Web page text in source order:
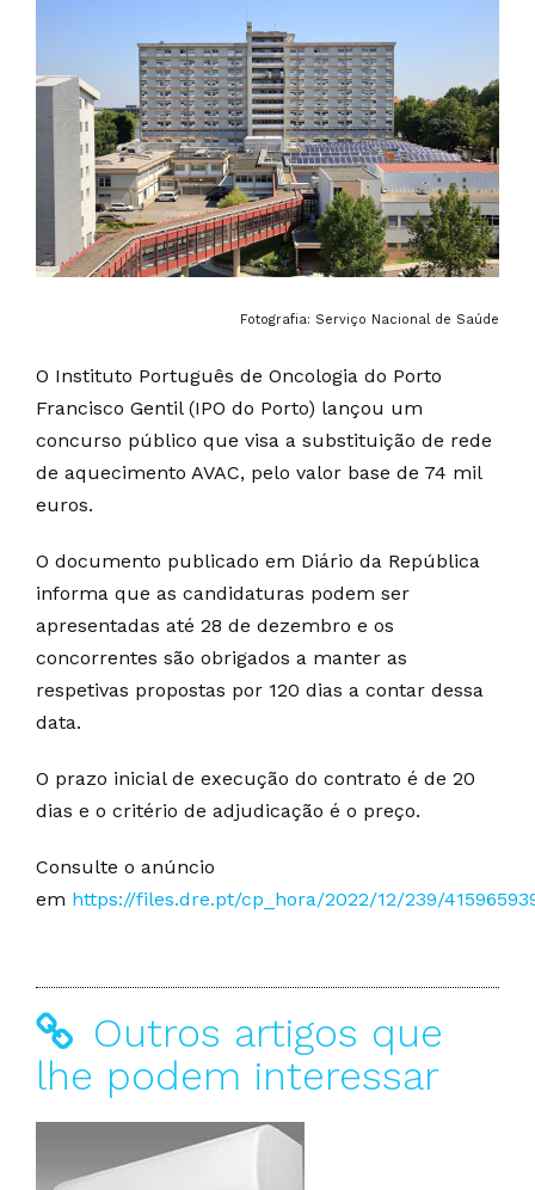
Fotografia: Serviço Nacional de Saúde
O Instituto Português de Oncologia do Porto
Francisco Gentil (IPO do Porto) lançou um
concurso público que visa a substituição de rede
de aquecimento AVAC, pelo valor base de 74 mil
euros.
O documento publicado em Diário da República
informa que as candidaturas podem ser
apresentadas até 28 de dezembro e os
concorrentes são obrigados a manter as
respetivas propostas por 120 dias a contar dessa
data.
O prazo inicial de execução do contrato é de 20
dias e o critério de adjudicação é o preço.
Consulte o anúncio
em https://files.dre.pt/cp_hora/2022/12/239/
Outros artigos que
lhe podem interessar